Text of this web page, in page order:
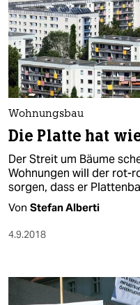
Wohnungsbau
Die Platte hat
Der Streit um Bäume
Wohnungen will der rot-
sorgen, dass er
Von Stefan Alberti
4.9.2018